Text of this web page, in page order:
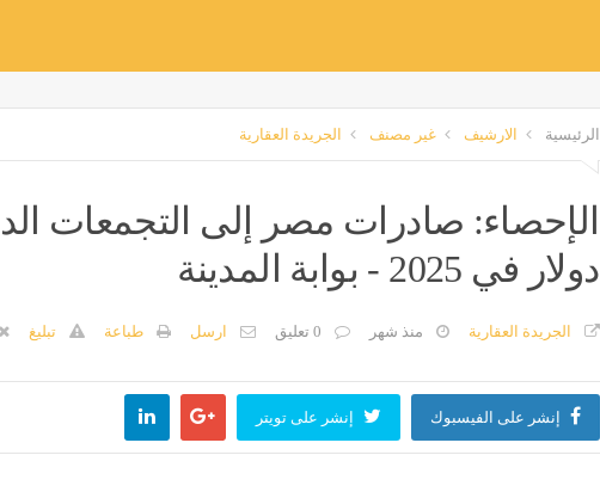
الرئيسية الارشيف غير مصنف الجريدة العقارية
دولار في 2025 - بوابة المدينة
الجريدة العقارية منذ شهر 0 تعليق ارسل طباعة تبليغ
إنشر على الفيسبوك إنشر على تويتر